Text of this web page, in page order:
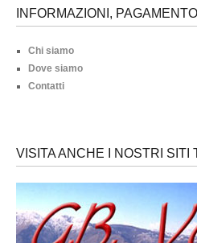
INFORMAZIONI,
Chi siamo
Dove siamo
Contatti
VISITA ANCHE I NOSTRI SITI